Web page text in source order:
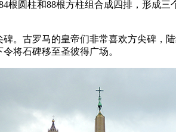
根圆柱和88根方柱组合成四排，形成
碑。古罗马的皇帝们非常喜欢方尖碑，
将石碑移至圣彼得广场。